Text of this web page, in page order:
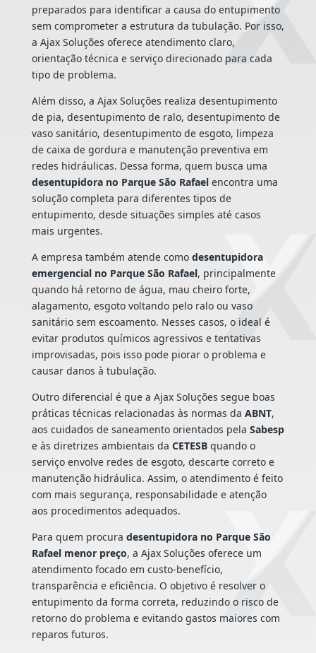
preparados para identificar a causa do entupimento
sem comprometer a estrutura da tubulação. Por isso,
a Ajax Soluções oferece atendimento claro,
orientação técnica e serviço direcionado para cada
tipo de problema.
Além disso, a Ajax Soluções realiza desentupimento
de pia, desentupimento de ralo, desentupimento de
vaso sanitário, desentupimento de esgoto, limpeza
de caixa de gordura e manutenção preventiva em
redes hidráulicas. Dessa forma, quem busca uma
desentupidora no Parque São Rafaelencontra uma
solução completa para diferentes tipos de
entupimento, desde situações simples até casos
mais urgentes.
A empresa também atende como desentupidora
emergencial no Parque São Rafael, principalmente
quando há retorno de água, mau cheiro forte,
alagamento, esgoto voltando pelo ralo ou vaso
sanitário sem escoamento. Nesses casos, o ideal é
evitar produtos químicos agressivos e tentativas
improvisadas, pois isso pode piorar o problema e
causar danos à tubulação.
Outro diferencial é que a Ajax Soluções segue boas
práticas técnicas relacionadas às normas da ABNT,
aos cuidados de saneamento orientados pela Sabesp
e às diretrizes ambientais da CETESBquando o
serviço envolve redes de esgoto, descarte correto e
manutenção hidráulica. Assim, o atendimento é feito
com mais segurança, responsabilidade e atenção
aos procedimentos adequados.
Para quem procura desentupidora no Parque São
Rafael menor preço, a Ajax Soluções oferece um
atendimento focado em custo-benefício,
transparência e eficiência. O objetivo é resolver o
entupimento da forma correta, reduzindo o risco de
retorno do problema e evitando gastos maiores com
reparos futuros.